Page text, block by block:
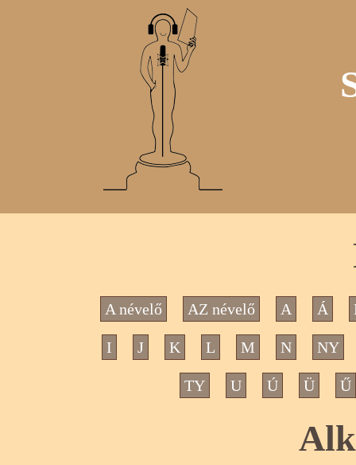
A névelő AZ névelő A Á
I J K L M N NY
TY U Ú Ü Ű